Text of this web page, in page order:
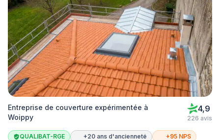
Entreprise de couverture expérimentée à
Woippy
4,9
226 avis
QUALIBAT-RGE +20 ans d'ancienneté +95 NPS